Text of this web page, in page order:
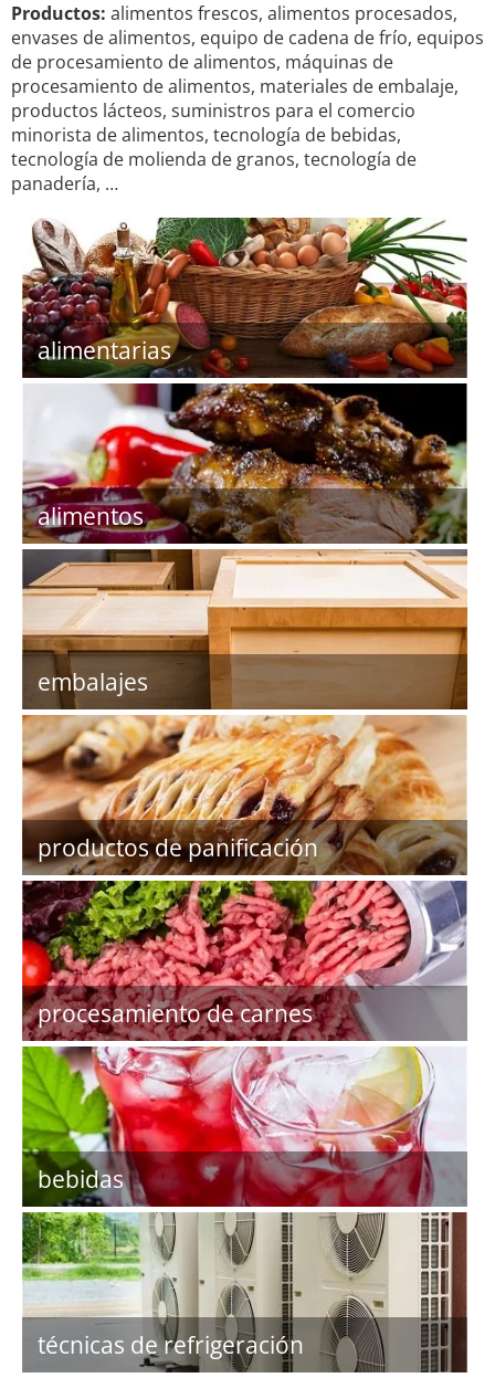
Productos: alimentos frescos, alimentos procesados,
envases de alimentos, equipo de cadena de frío, equipos
de procesamiento de alimentos, máquinas de
procesamiento de alimentos, materiales de embalaje,
productos lácteos, suministros para el comercio
minorista de alimentos, tecnología de bebidas,
tecnología de molienda de granos, tecnología de
panadería, …
alimentarias
alimentos
embalajes
productos de panificación
procesamiento de carnes
bebidas
técnicas de refrigeración